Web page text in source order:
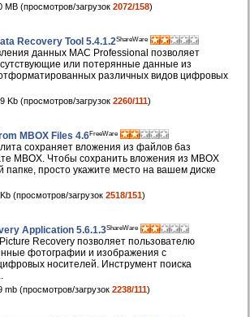
MB (просмотров/загрузок 2072/158)
Recovery Tool 5.4.1.2ShareWare
данных MAC Professional позволяет
или потерянные данные из
различных видов цифровых
Kb (просмотров/загрузок 2260/111)
MBOX Files 4.6FreeWare
сохраняет вложения из файлов баз
MBOX. Чтобы сохранить вложения из MBOX
просто укажите место на вашем диске
(просмотров/загрузок 2518/151)
Application 5.6.1.3ShareWare
Recovery позволяет пользователю
фотографии и изображения с
носителей. Инструмент поиска
mb (просмотров/загрузок 2238/111)